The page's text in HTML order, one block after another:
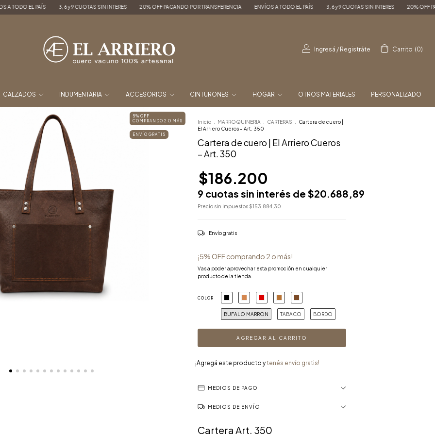
3, 6 y 9 CUOTAS SIN INTERES 20% OFF PAGANDO POR TRANSFERENCIA ENVÍOS A TODO EL PAÍS 3, 6 y 9 CUOTAS SIN INTERES 20% OFF PAGANDO POR
Ingresá / Registráte Carrito (0)
CALZADOS INDUMENTARIA ACCESORIOS CINTURONES HOGAR OTROS MATERIALES PERSONALIZADO
5% OFF
COMPRANDO 2 O MÁS
ENVÍO GRATIS
Inicio MARROQUINERIA CARTERAS
Cartera de cuero |
El Arriero Cueros – Art. 350
Cartera de cuero | El Arriero Cueros
– Art. 350
$186.200
9 cuotas sin interés de $20.688,89
Precio sin impuestos $153.884,30
Envío gratis
¡5% OFF comprando 2 o más!
Vas a poder aprovechar esta promoción en cualquier
producto de la tienda.
COLOR
BUFALO MARRON TABACO BORDO
¡Agregá este producto ytenés envío gratis!
MEDIOS DE PAGO
MEDIOS DE ENVÍO
Cartera Art. 350